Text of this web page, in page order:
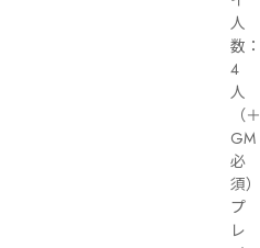
人
数：
4
人
（＋
GM
必
須）
プ
レ